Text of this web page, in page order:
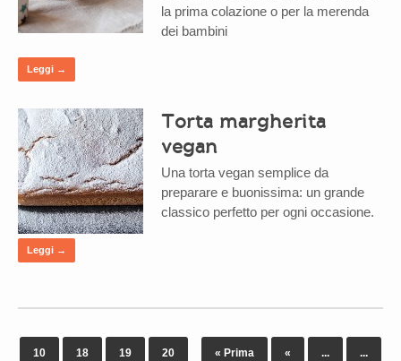
la prima colazione o per la merenda
dei bambini
Leggi →
Torta margherita
vegan
Una torta vegan semplice da
preparare e buonissima: un grande
classico perfetto per ogni occasione.
Leggi →
« Prima « ...
10 ...
18 19 20